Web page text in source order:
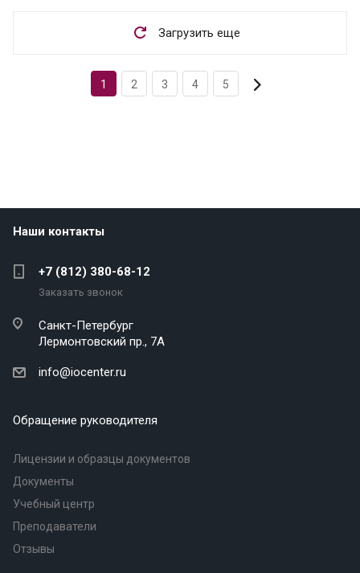
Загрузить еще
1 2 3 4 5
Наши контакты
+7 (812) 380-68-12
Заказать звонок
Санкт-Петербург
Лермонтовский пр., 7А
info@iocenter.ru
Обращение руководителя
Лицензии и образцы документов
Документы
Учебный центр
Преподаватели
Отзывы